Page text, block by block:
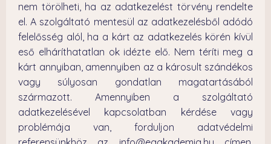
nem törölheti, ha az adatkezelést törvény rendelte
el. A szolgáltató mentesül az adatkezelésből adódó
felelősség alól, ha a kárt az adatkezelés körén kívül
eső elháríthatatlan ok idézte elő. Nem téríti meg a
kárt annyiban, amennyiben az a károsult szándékos
vagy súlyosan gondatlan magatartásából
származott. Amennyiben a szolgáltató
adatkezelésével kapcsolatban kérdése vagy
problémája van, forduljon adatvédelmi